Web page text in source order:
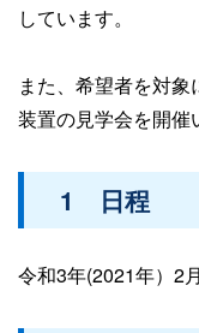
しています。
また、希望者を対
装置の見学会を開催
1 日程
令和3年(2021年）2